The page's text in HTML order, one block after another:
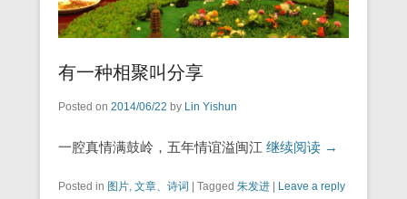
有一种相聚叫分享
Posted on 2014/06/22 by Lin Yishun
一腔真情满鼓岭，五年情谊溢闽江 继续阅读 →
Posted in 图片 文章、诗词 | Tagged 朱发进 | Leave a reply